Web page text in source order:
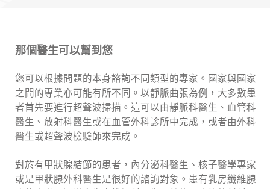
那個醫生可以幫到您
您可以根據問題的本身諮詢不同類型的專家。國家與國家
之間的專業亦可能有所不同。以靜脈曲張為例，大多數患
者首先要進行超聲波掃描。這可以由靜脈科醫生、血管科
醫生、放射科醫生或在血管外科診所中完成，或者由外科
醫生或超聲波檢驗師來完成。
對於有甲狀腺結節的患者，內分泌科醫生、核子醫學專家
或是甲狀腺外科醫生是很好的諮詢對象。患有乳房纖維腺